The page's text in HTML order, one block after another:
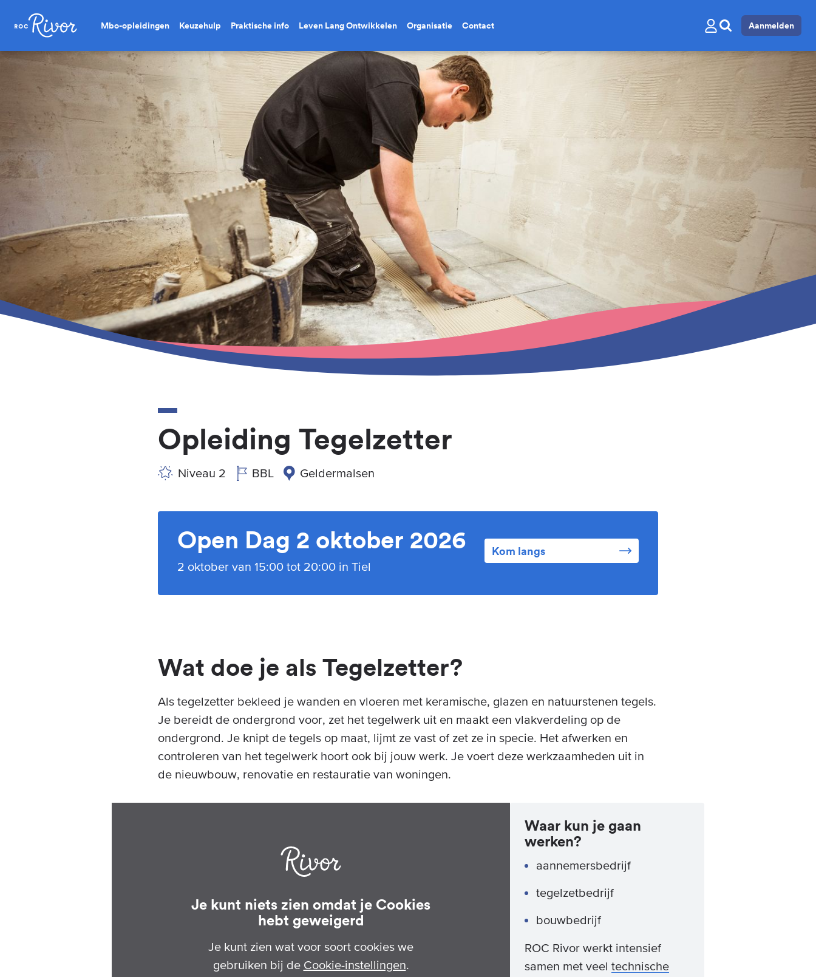
Mbo-opleidingen Keuzehulp Praktische info Leven Lang Ontwikkelen Organisatie Contact Aanmelden
Opleiding Tegelzetter
Niveau 2 BBL Geldermalsen
Open Dag 2 oktober 2026
2 oktober van 15:00 tot 20:00 in Tiel
Kom langs
Wat doe je als Tegelzetter?
Als tegelzetter bekleed je wanden en vloeren met keramische, glazen en natuurstenen tegels.
Je bereidt de ondergrond voor, zet het tegelwerk uit en maakt een vlakverdeling op de
ondergrond. Je knipt de tegels op maat, lijmt ze vast of zet ze in specie. Het afwerken en
controleren van het tegelwerk hoort ook bij jouw werk. Je voert deze werkzaamheden uit in
de nieuwbouw, renovatie en restauratie van woningen.
Je kunt niets zien omdat je Cookies
hebt geweigerd
Je kunt zien wat voor soort cookies we
gebruiken bij de Cookie-instellingen.
Waar kun je gaan
werken?
aannemersbedrijf
tegelzetbedrijf
bouwbedrijf
ROC Rivor werkt intensief
samen met veel technische